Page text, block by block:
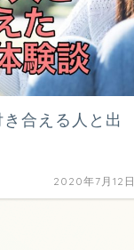
合える人と出
2020年7月12日